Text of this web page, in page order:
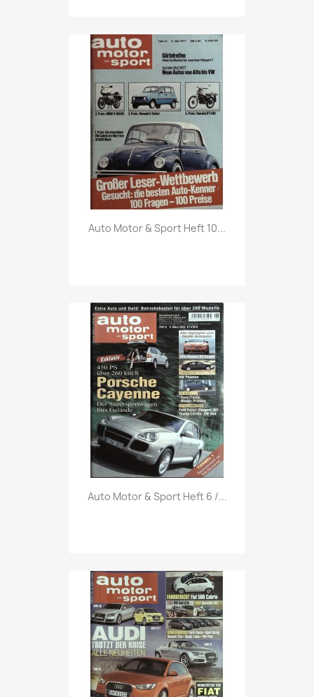
Vorschau
Auto Motor & Sport Heft 10...
Vorschau
Auto Motor & Sport Heft 6 /...